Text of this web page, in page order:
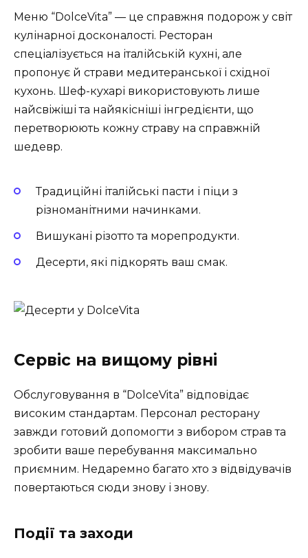
Меню “DolceVita” — це справжня подорож у світ
кулінарної досконалості. Ресторан
спеціалізується на італійській кухні, але
пропонує й страви медитеранської і східної
кухонь. Шеф-кухарі використовують лише
найсвіжіші та найякісніші інгредієнти, що
перетворюють кожну страву на справжній
шедевр.
Традиційні італійські пасти і піци з
різноманітними начинками.
Вишукані різотто та морепродукти.
Десерти, які підкорять ваш смак.
Сервіс на вищому рівні
Обслуговування в “DolceVita” відповідає
високим стандартам. Персонал ресторану
завжди готовий допомогти з вибором страв та
зробити ваше перебування максимально
приємним. Недаремно багато хто з відвідувачів
повертаються сюди знову і знову.
Події та заходи